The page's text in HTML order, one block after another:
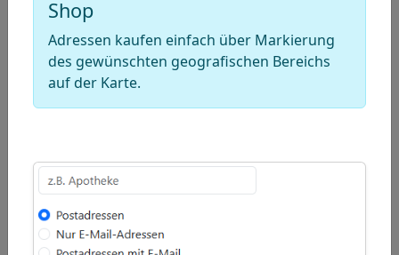
rectangle
circle
Edit
Shop
Adressen kaufen einfach über Markierung
des gewünschten geografischen Bereichs
auf der Karte.